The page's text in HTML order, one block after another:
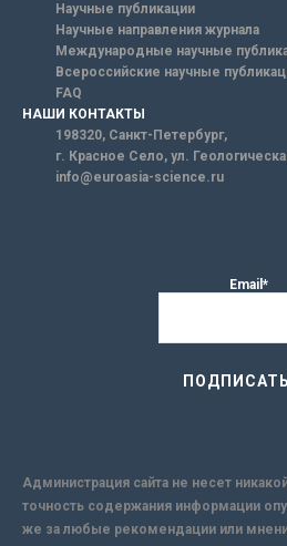
Научные публикации
Научные направления журнала
Международные научные
Всероссийские научные
FAQ
НАШИ КОНТАКТЫ
198320, Санкт-Петербург,
г. Красное Село, ул.
info@euroasia-science.ru
Email*
Администрация сайта не несет
точность содержания информации
же за любые рекомендации или